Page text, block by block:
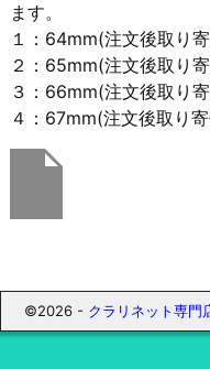
ます。
１：64mm(注文後取り
２：65mm(注文後取り
３：66mm(注文後取り
４：67mm(注文後取り
©2026 - クラリネット専